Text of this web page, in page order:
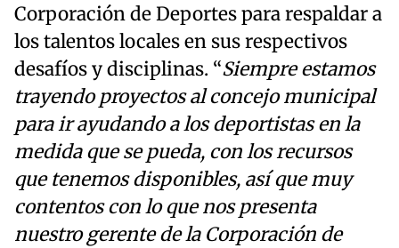
Corporación de Deportes para respaldar a
los talentos locales en sus respectivos
desafíos y disciplinas. “Siempre estamos
trayendo proyectos al concejo municipal
para ir ayudando a los deportistas en la
medida que se pueda, con los recursos
que tenemos disponibles, así que muy
contentos con lo que nos presenta
nuestro gerente de la Corporación de